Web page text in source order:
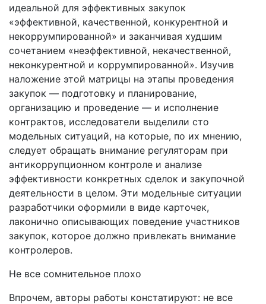
идеальной для эффективных закупок
«эффективной, качественной, конкурентной и
некоррумпированной» и заканчивая худшим
сочетанием «неэффективной, некачественной,
неконкурентной и коррумпированной». Изучив
наложение этой матрицы на этапы проведения
закупок — подготовку и планирование,
организацию и проведение — и исполнение
контрактов, исследователи выделили сто
модельных ситуаций, на которые, по их мнению,
следует обращать внимание регуляторам при
антикоррупционном контроле и анализе
эффективности конкретных сделок и закупочной
деятельности в целом. Эти модельные ситуации
разработчики оформили в виде карточек,
лаконично описывающих поведение участников
закупок, которое должно привлекать внимание
контролеров.
Не все сомнительное плохо
Впрочем, авторы работы констатируют: не все